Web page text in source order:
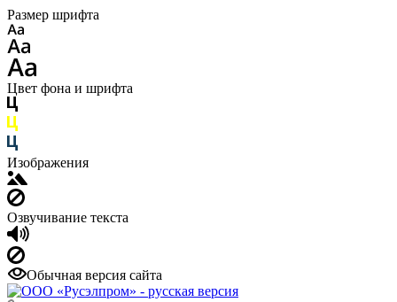
Размер шрифта
Цвет фона и шрифта
Изображения
Озвучивание текста
Обычная версия сайта